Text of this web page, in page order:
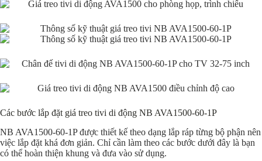
Các bước lắp đặt giá treo tivi di động NB AVA1500-60-1P
NB AVA1500-60-1P được thiết kế theo dạng lắp ráp từng bộ phận nên
việc lắp đặt khá đơn giản. Chỉ cần làm theo các bước dưới đây là bạn
có thể hoàn thiện khung và đưa vào sử dụng.